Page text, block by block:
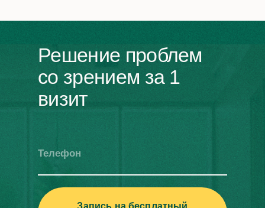
Решение проблем
со зрением за 1
визит
Телефон
Запись на бесплатный